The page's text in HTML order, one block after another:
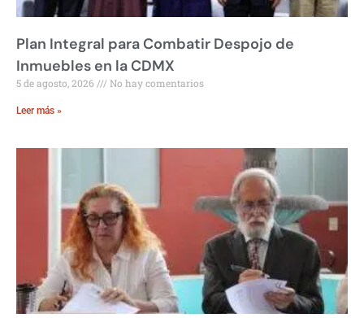
Plan Integral para Combatir Despojo de
Inmuebles en la CDMX
5 de agosto, 2026 No hay comentarios
Leer más »